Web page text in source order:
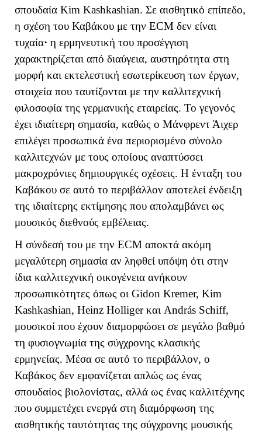
σπουδαία Kim Kashkashian. Σε αισθητικό επίπεδο,
η σχέση του Καβάκου με την ECM δεν είναι
τυχαία· η ερμηνευτική του προσέγγιση
χαρακτηρίζεται από διαύγεια, αυστηρότητα στη
μορφή και εκτελεστική εσωτερίκευση των έργων,
στοιχεία που ταυτίζονται με την καλλιτεχνική
φιλοσοφία της γερμανικής εταιρείας. Το γεγονός
έχει ιδιαίτερη σημασία, καθώς ο Μάνφρεντ Άιχερ
επιλέγει προσωπικά ένα περιορισμένο σύνολο
καλλιτεχνών με τους οποίους αναπτύσσει
μακροχρόνιες δημιουργικές σχέσεις. Η ένταξη του
Καβάκου σε αυτό το περιβάλλον αποτελεί ένδειξη
της ιδιαίτερης εκτίμησης που απολαμβάνει ως
μουσικός διεθνούς εμβέλειας.
Η σύνδεσή του με την ECM αποκτά ακόμη
μεγαλύτερη σημασία αν ληφθεί υπόψη ότι στην
ίδια καλλιτεχνική οικογένεια ανήκουν
προσωπικότητες όπως οι Gidon Kremer, Kim
Kashkashian, Heinz Holliger και András Schiff,
μουσικοί που έχουν διαμορφώσει σε μεγάλο βαθμό
τη φυσιογνωμία της σύγχρονης κλασικής
ερμηνείας. Μέσα σε αυτό το περιβάλλον, ο
Καβάκος δεν εμφανίζεται απλώς ως ένας
σπουδαίος βιολονίστας, αλλά ως ένας καλλιτέχνης
που συμμετέχει ενεργά στη διαμόρφωση της
αισθητικής ταυτότητας της σύγχρονης μουσικής